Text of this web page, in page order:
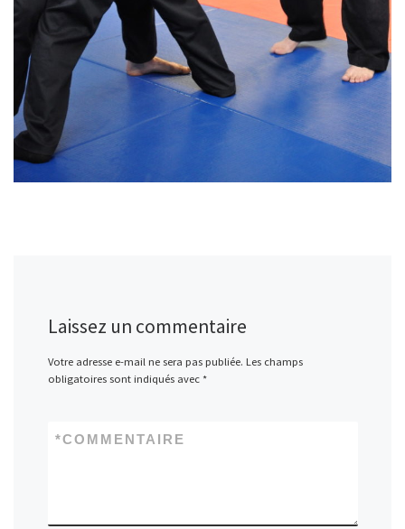
Laissez un commentaire
Votre adresse e-mail ne sera pas publiée. Les champs
obligatoires sont indiqués avec *
COMMENTAIRE
*